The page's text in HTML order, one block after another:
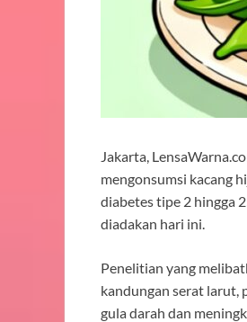
Jakarta,
mengonsumsi kacang
diabetes tipe 2 hingga
diadakan hari ini.
Penelitian yang
kandungan serat larut,
gula darah dan